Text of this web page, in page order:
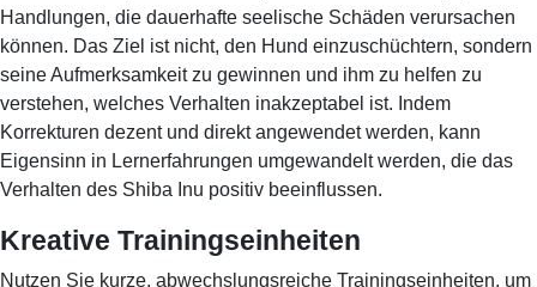
Handlungen, die dauerhafte seelische Schäden verursachen
können. Das Ziel ist nicht, den Hund einzuschüchtern, sondern
seine Aufmerksamkeit zu gewinnen und ihm zu helfen zu
verstehen, welches Verhalten inakzeptabel ist. Indem
Korrekturen dezent und direkt angewendet werden, kann
Eigensinn in Lernerfahrungen umgewandelt werden, die das
Verhalten des Shiba Inu positiv beeinflussen.
Kreative Trainingseinheiten
Nutzen Sie kurze, abwechslungsreiche Trainingseinheiten, um